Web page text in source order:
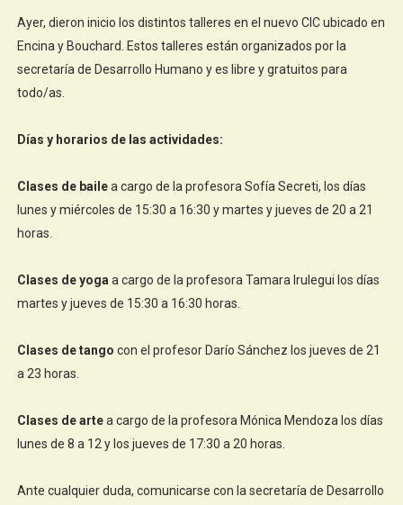
Ayer, dieron inicio los distintos talleres en el nuevo CIC ubicado en
Encina y Bouchard. Estos talleres están organizados por la
secretaría de Desarrollo Humano y es libre y gratuitos para
todo/as.
Días y horarios de las actividades:
Clases de bailea cargo de la profesora Sofía Secreti, los días
lunes y miércoles de 15:30 a 16:30 y martes y jueves de 20 a 21
horas.
Clases de yoga a cargo de la profesora Tamara Irulegui los días
martes y jueves de 15:30 a 16:30 horas.
Clases de tango con el profesor Darío Sánchez los jueves de 21
a 23 horas.
Clases de artea cargo de la profesora Mónica Mendoza los días
lunes de 8 a 12 y los jueves de 17:30 a 20 horas.
Ante cualquier duda, comunicarse con la secretaría de Desarrollo